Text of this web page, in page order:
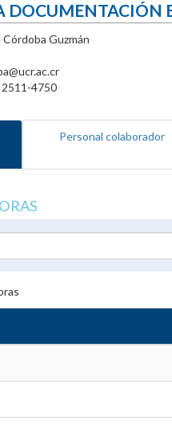
DOCUMENTACIÓN
Córdoba Guzmán
4750
Personal colaborador